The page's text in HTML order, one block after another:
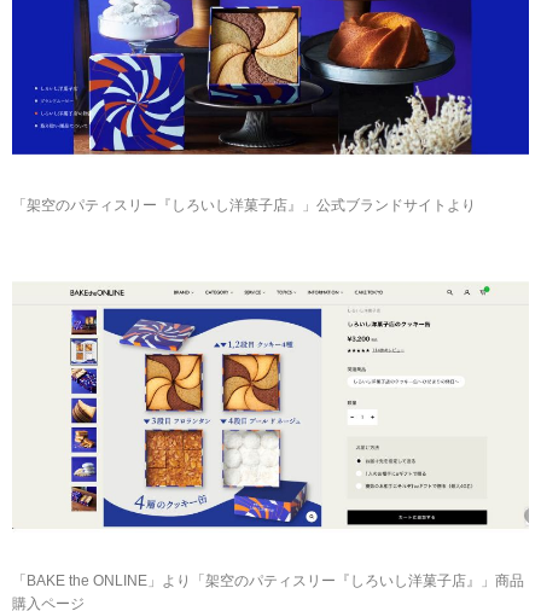
「架空のパティスリー『しろいし洋菓子店』」公式ブランドサイトより
「BAKE the ONLINE」より「架空のパティスリー『しろいし洋菓子店』」商品
購入ページ